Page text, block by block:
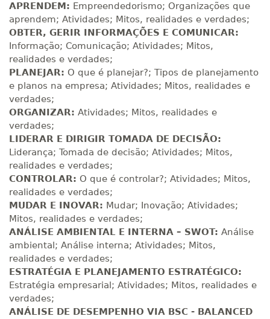
220 H 28dias 90dias
R$ 1.090,51
Matricular
240 H 30dias 90dias
R$ 1.189,66
Matricular
260 H
R$ 1.288,78
280 H 35 dias
Matricular
300 H 38dias 120dias
R$ 1.487,06
320 H 40 dias
Matricular
340 H 43dias 120dias
APRENDEM: Empreendedorismo; Organizações que
aprendem; Atividades; Mitos, realidades e verdades;
OBTER, GERIR INFORMAÇÕES E COMUNICAR:
Informação; Comunicação; Atividades; Mitos,
realidades e verdades;
PLANEJAR: O que é planejar?; Tipos de planejamento
e planos na empresa; Atividades; Mitos, realidades e
verdades;
ORGANIZAR: Atividades; Mitos, realidades e
verdades;
LIDERAR E DIRIGIR TOMADA DE DECISÃO:
Liderança; Tomada de decisão; Atividades; Mitos,
realidades e verdades;
CONTROLAR: O que é controlar?; Atividades; Mitos,
realidades e verdades;
MUDAR E INOVAR: Mudar; Inovação; Atividades;
Mitos, realidades e verdades;
ANÁLISE AMBIENTAL E INTERNA – SWOT: Análise
ambiental; Análise interna; Atividades; Mitos,
realidades e verdades;
ESTRATÉGIA E PLANEJAMENTO ESTRATÉGICO:
Estratégia empresarial; Atividades; Mitos, realidades e
verdades;
ANÁLISE DE DESEMPENHO VIA BSC - BALANCED